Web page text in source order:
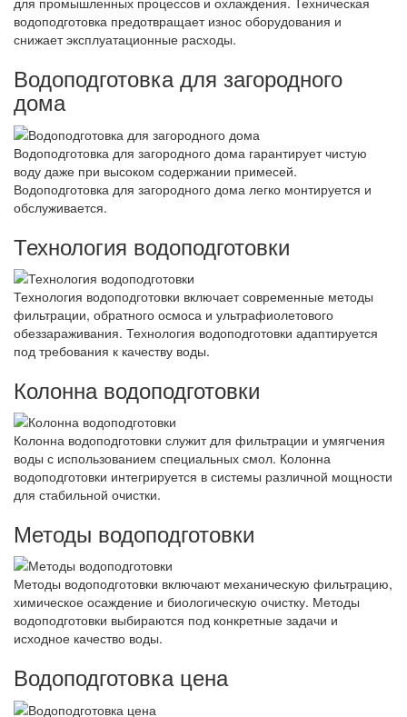
водоподготовка предотвращает износ оборудования и
снижает эксплуатационные расходы.
Водоподготовка для загородного
дома
Водоподготовка для загородного дома гарантирует чистую
воду даже при высоком содержании примесей.
Водоподготовка для загородного дома легко монтируется и
обслуживается.
Технология водоподготовки
Технология водоподготовки включает современные методы
фильтрации, обратного осмоса и ультрафиолетового
обеззараживания. Технология водоподготовки адаптируется
под требования к качеству воды.
Колонна водоподготовки
Колонна водоподготовки служит для фильтрации и умягчения
воды с использованием специальных смол. Колонна
водоподготовки интегрируется в системы различной мощности
для стабильной очистки.
Методы водоподготовки
Методы водоподготовки включают механическую фильтрацию,
химическое осаждение и биологическую очистку. Методы
водоподготовки выбираются под конкретные задачи и
исходное качество воды.
Водоподготовка цена